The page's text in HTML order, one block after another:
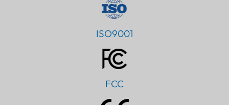
ISO9001
FCC